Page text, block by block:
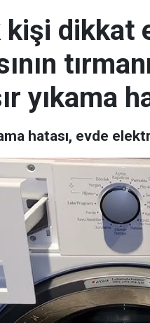
kişi dikkat
yıkama
hatası, evde